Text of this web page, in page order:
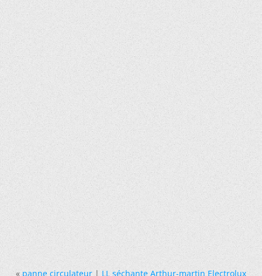
« panne circulateur|LL séchante Arthur-martin Electrolux